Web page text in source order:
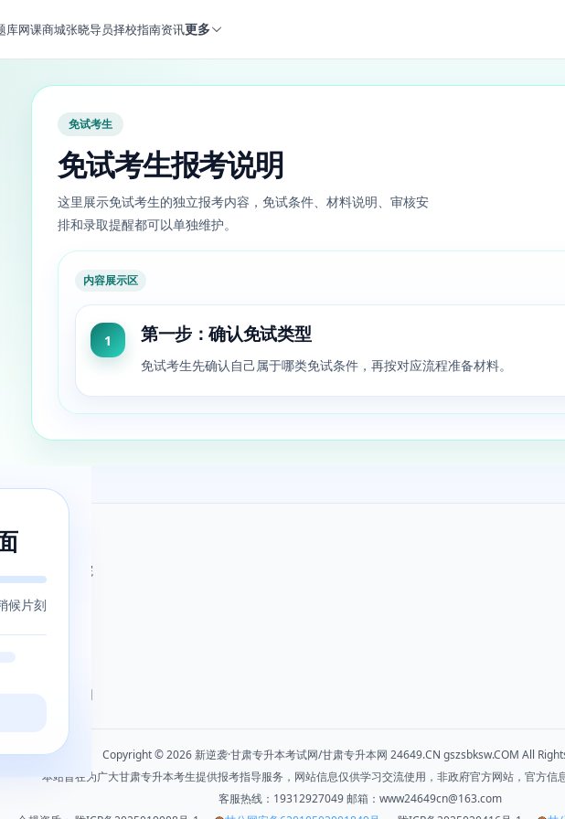
库网课商城张晓导员择校指南资讯更多
免试考生
免试考生报考说明
这里展示免试考生的独立报考内容，免试条件、材料说明、审核安
排和录取提醒都可以单独维护。
内容展示区
1 第一步：确认免试类型
免试考生先确认自己属于哪类免试条件，再按对应流程准备材料。
候片刻
链接
甘肃省教育考试院
省教育厅
留学教育
甘肃专升本考试网
Copyright © 2026 新逆袭·甘肃专升本考试网/甘肃专升本网 24649.CN gszsbksw.COM All
本站旨在为广大甘肃专升本考生提供报考指导服务，网站信息仅供学习交流使用，非政府官方网站，官方信
客服热线：19312927049 邮箱：www24649cn@163.com